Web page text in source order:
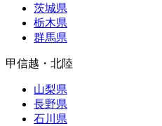
茨城県
栃木県
群馬県
甲信越・北陸
山梨県
長野県
石川県